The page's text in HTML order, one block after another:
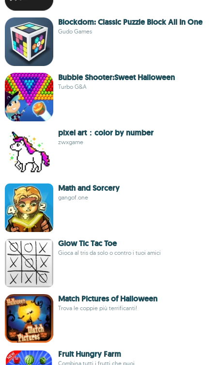
Blockdom: Classic Puzzle Block All In One
Gudo Games
Bubble Shooter:Sweet Halloween
Turbo G&A
pixel art：color by number
zwxgame
Math and Sorcery
gangof.one
Glow Tic Tac Toe
Gioca al tris da solo o contro i tuoi amici
Match Pictures of Halloween
Trova le coppie più terrificanti!
Fruit Hungry Farm
Combina tutti i frutti che puoi